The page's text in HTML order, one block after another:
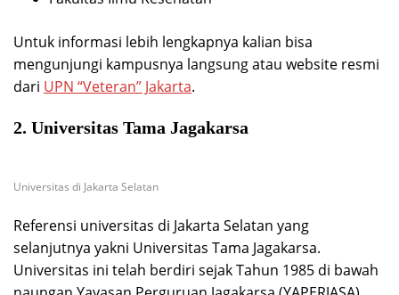
Untuk informasi lebih lengkapnya kalian bisa
mengunjungi kampusnya langsung atau website resmi
dari UPN “Veteran” Jakarta.
2. Universitas Tama Jagakarsa
Universitas di Jakarta Selatan
Referensi universitas di Jakarta Selatan yang
selanjutnya yakni Universitas Tama Jagakarsa.
Universitas ini telah berdiri sejak Tahun 1985 di bawah